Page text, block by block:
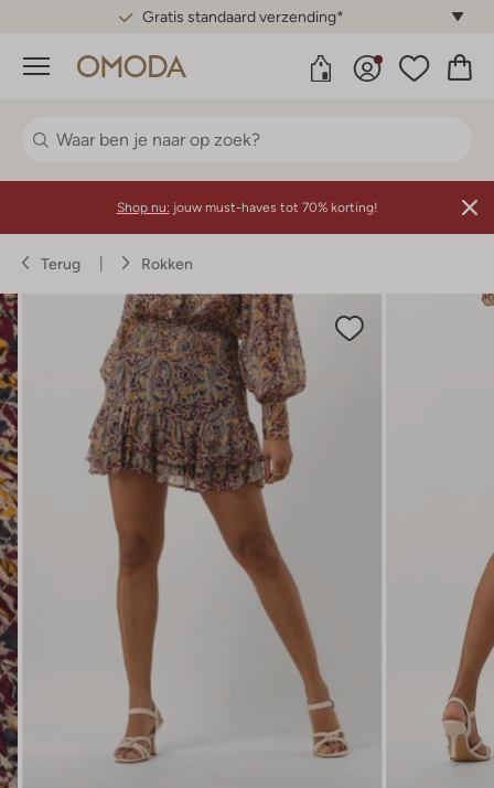
Gratis standaard verzending*
Menu
Shop nu: jouw must-haves tot 70% korting!
Terug Rokken